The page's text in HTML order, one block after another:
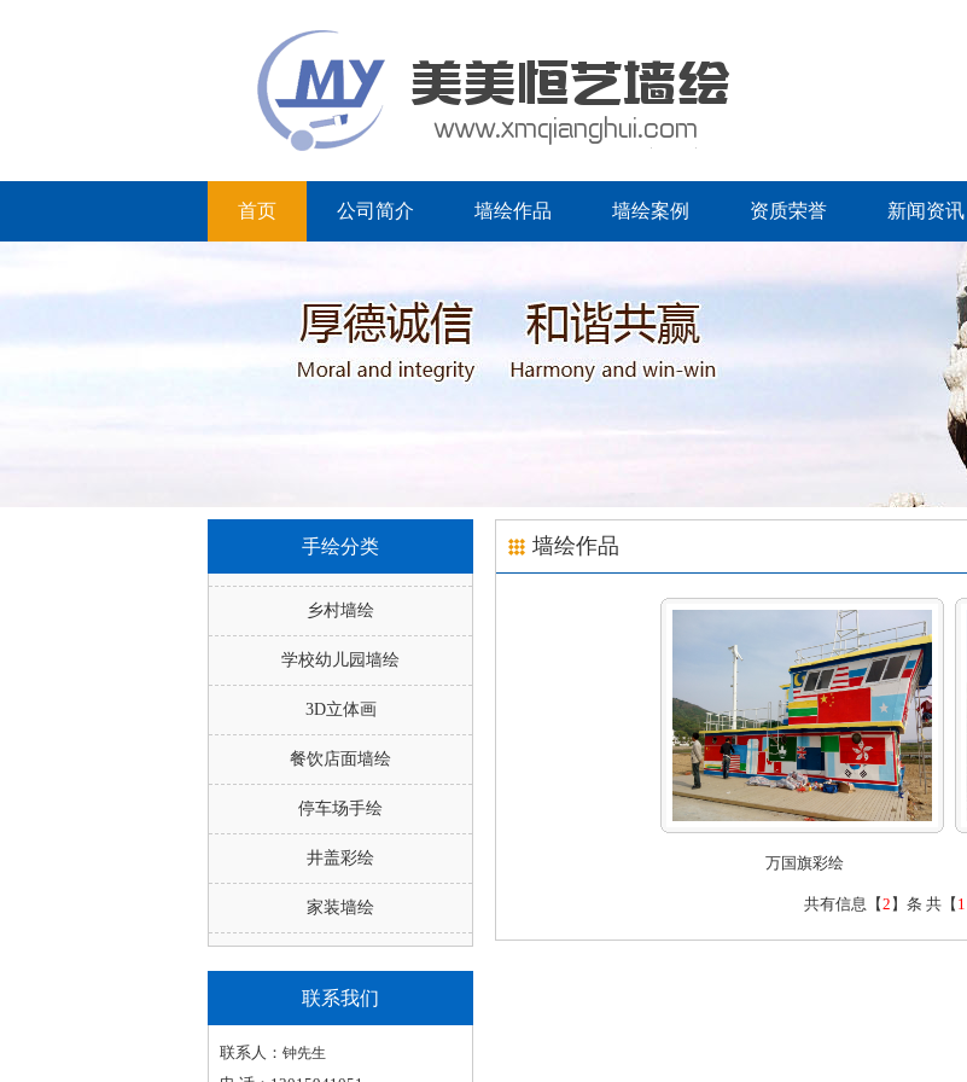
首页 公司简介 墙绘作品 墙绘案例 资质荣誉 新闻资讯
手绘分类
乡村墙绘
学校幼儿园墙绘
3D立体画
餐饮店面墙绘
停车场手绘
井盖彩绘
家装墙绘
联系我们
联系人： 钟先生
墙绘作品
万国旗彩绘
共有信息【2 】条 共【 1